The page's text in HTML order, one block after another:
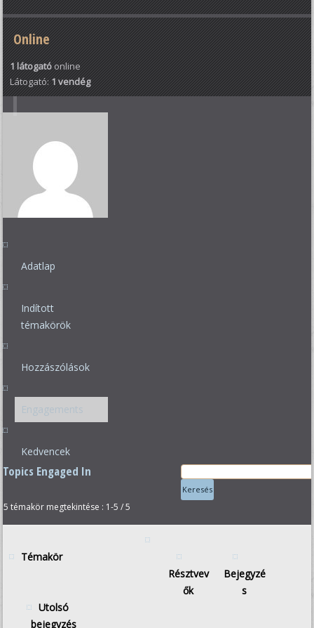
Online
1 látogatóonline
Látogató: 1 vendég
Adatlap
Indított
témakörök
Hozzászólások
Engagements
Kedvencek
Topics Engaged In
5 témakör megtekintése : 1-5 / 5
Témakör
Résztvev
ők
Bejegyzé
s
Utolsó
bejegyzés